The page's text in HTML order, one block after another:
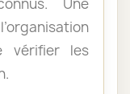
vérifier les